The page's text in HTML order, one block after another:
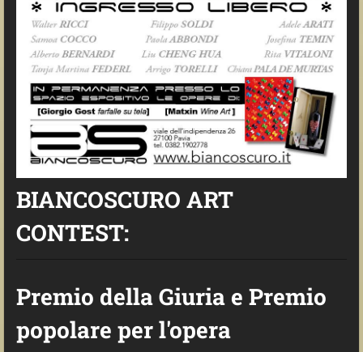
BIANCOSCURO ART
CONTEST:
Premio della Giuria e Premio
popolare per l'opera